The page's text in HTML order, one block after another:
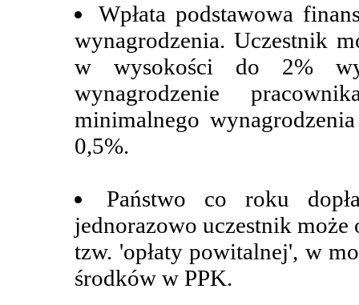
Wpłata podstawowa
wynagrodzenia. Uczestnik
w wysokości do 2%
wynagrodzenie
minimalnego
0,5%.
Państwo co roku
jednorazowo uczestnik może
tzw. 'opłaty powitalnej', w
środków w PPK.